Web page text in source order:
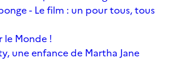
- Le film : un pour tous, tous
le Monde !
une enfance de Martha Jane